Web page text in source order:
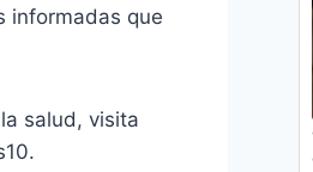
informadas que
salud, visita